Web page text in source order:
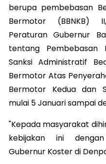
berupa pembebasan
Bermotor (BBNKB)
Peraturan Gubernur
tentang Pembebasan
Sanksi Administratif
Bermotor Atas
Bermotor Kedua dan
mulai 5 Januari sampai
"Kepada masyarakat
kebijakan ini
Gubernur Koster di